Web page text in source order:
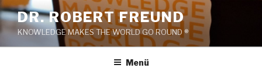
Zum
Inhalt
springen
DR. ROBERT FREUND
KNOWLEDGE MAKES THE WORLD GO ROUND ®
Menü